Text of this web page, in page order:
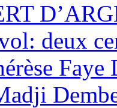
deux